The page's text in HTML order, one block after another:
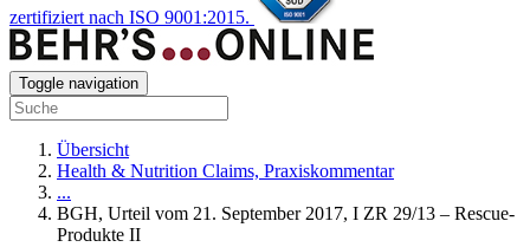
zertifiziert nach ISO 9001:2015.
Toggle navigation
Übersicht
Health & Nutrition Claims, Praxiskommentar
...
BGH, Urteil vom 21. September 2017, I ZR 29/13 – Rescue-
Produkte II